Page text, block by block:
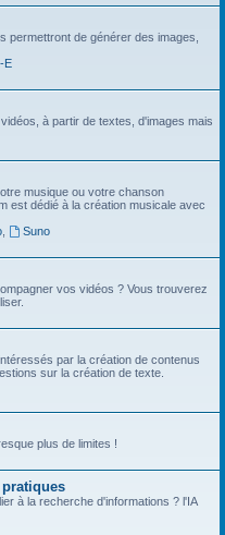
permettront de générer des images,
E
à partir de textes, d'images mais
musique ou votre chanson
est dédié à la création musicale avec
,
Suno
vos vidéos ? Vous trouverez
par la création de contenus
sur la création de texte.
plus de limites !
à la recherche d'informations ? l'IA